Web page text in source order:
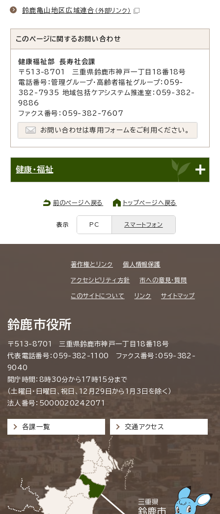
鈴鹿亀山地区広域連合 （外部リンク）
このページに関する お問い合わせ
健康福祉部 長寿社会課
〒513-8701 三重県鈴鹿市神戸一丁目18番18号
電話番号：管理グループ・高齢者福祉グループ：059-
382-7935 地域包括ケアシステム推進室：059-382-
9886
ファクス番号：059-382-7607
お問い合わせは専用フォームをご利用ください。
健康・福祉
前のページへ戻る トップページへ戻る
表示 PC スマートフォン
著作権とリンク 個人情報保護
アクセシビリティ方針 市への意見・質問
このサイトについて リンク サイトマップ
鈴鹿市役所
〒513-8701 三重県鈴鹿市神戸一丁目18番18号
代表電話番号：059-382-1100 ファクス番号：059-382-
9040
開庁時間：8時30分から17時15分まで
（土曜日・日曜日、祝日、12月29日から1月3日を除く）
法人番号：5000020242071
各課一覧 交通アクセス